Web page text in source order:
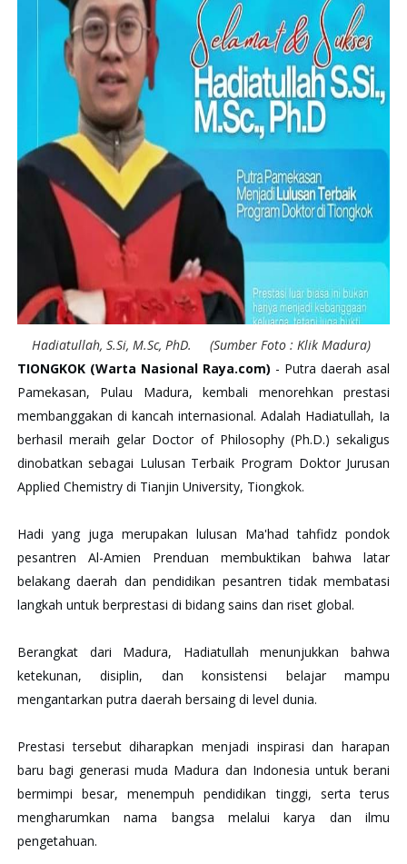
Hadiatullah, S.Si, M.Sc, PhD. (Sumber Foto : Klik Madura)
TIONGKOK (Warta Nasional Raya.com) - Putra daerah asal
Pamekasan, Pulau Madura, kembali menorehkan prestasi
membanggakan di kancah internasional. Adalah Hadiatullah, Ia
berhasil meraih gelar Doctor of Philosophy (Ph.D.) sekaligus
dinobatkan sebagai Lulusan Terbaik Program Doktor Jurusan
Applied Chemistry di Tianjin University, Tiongkok.
Hadi yang juga merupakan lulusan Ma'had tahfidz pondok
pesantren Al-Amien Prenduan membuktikan bahwa latar
belakang daerah dan pendidikan pesantren tidak membatasi
langkah untuk berprestasi di bidang sains dan riset global.
Berangkat dari Madura, Hadiatullah menunjukkan bahwa
ketekunan, disiplin, dan konsistensi belajar mampu
mengantarkan putra daerah bersaing di level dunia.
Prestasi tersebut diharapkan menjadi inspirasi dan harapan
baru bagi generasi muda Madura dan Indonesia untuk berani
bermimpi besar, menempuh pendidikan tinggi, serta terus
mengharumkan nama bangsa melalui karya dan ilmu
pengetahuan.